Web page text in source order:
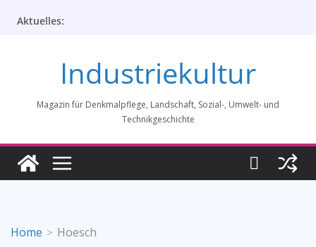
Inhalt
Aktuelles:
Industriekultur
Magazin für Denkmalpflege, Landschaft, Sozial-, Umwelt- und
Technikgeschichte
Home Hoesch